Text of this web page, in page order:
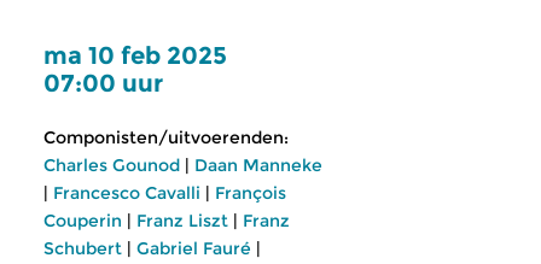
ma 10 feb 2025
07:00 uur
Componisten/uitvoerenden:
Charles Gounod | Daan Manneke
| Francesco Cavalli | François
Couperin | Franz Liszt | Franz
Schubert | Gabriel Fauré |